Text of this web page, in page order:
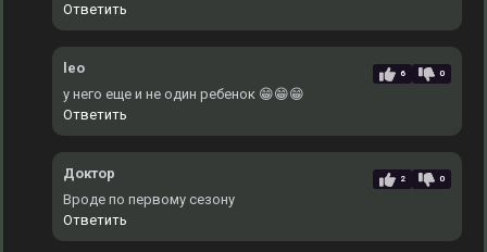
Ответить
leo 6 0
у него еще и не один ребенок 😁😁😁
Ответить
Доктор 2 0
Вроде по первому сезону
Ответить